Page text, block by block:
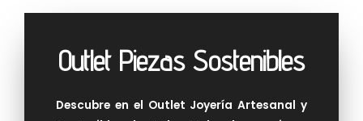
Outlet Piezas Sostenibles
Descubre en el Outlet Joyería Artesanal y